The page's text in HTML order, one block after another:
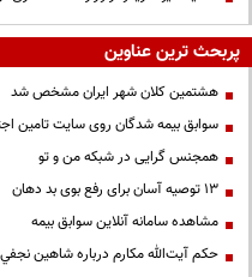
پربحث ترین عناوین
هشتمین کلان شهر ایران مشخص شد
سوابق بیمه شدگان روی سایت تامین
همجنس گرایی در شبکه من و تو
13 توصیه آسان برای رفع بوی بد دهان
مشاهده سامانه آنلاين سوابق بیمه
حكم آيت‌الله مكارم درباره شاهين نجفي